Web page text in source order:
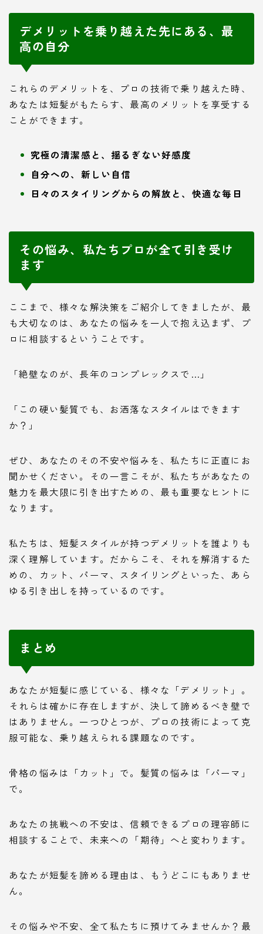
デメリットを乗り越えた先にある、最
高の自分
これらのデメリットを、プロの技術で乗り越えた時、
あなたは短髪がもたらす、最高のメリットを享受する
ことができます。
究極の清潔感と、揺るぎない好感度
自分への、新しい自信
日々のスタイリングからの解放と、快適な毎日
その悩み、私たちプロが全て引き受け
ます
ここまで、様々な解決策をご紹介してきましたが、最
も大切なのは、あなたの悩みを一人で抱え込まず、プ
ロに相談するということです。
「絶壁なのが、長年のコンプレックスで…」
「この硬い髪質でも、お洒落なスタイルはできます
か？」
ぜひ、あなたのその不安や悩みを、私たちに正直にお
聞かせください。その一言こそが、私たちがあなたの
魅力を最大限に引き出すための、最も重要なヒントに
なります。
私たちは、短髪スタイルが持つデメリットを誰よりも
深く理解しています。だからこそ、それを解消するた
めの、カット、パーマ、スタイリングといった、あら
ゆる引き出しを持っているのです。
まとめ
あなたが短髪に感じている、様々な「デメリット」。
それらは確かに存在しますが、決して諦めるべき壁で
はありません。一つひとつが、プロの技術によって克
服可能な、乗り越えられる課題なのです。
骨格の悩みは「カット」で。髪質の悩みは「パーマ」
で。
あなたの挑戦への不安は、信頼できるプロの理容師に
相談することで、未来への「期待」へと変わります。
あなたが短髪を諦める理由は、もうどこにもありませ
ん。
その悩みや不安、全て私たちに預けてみませんか？最